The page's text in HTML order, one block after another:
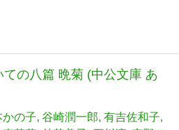
ての八篇 晩菊 (中公文庫 あ
かの子 谷崎潤一郎 有吉佐和子